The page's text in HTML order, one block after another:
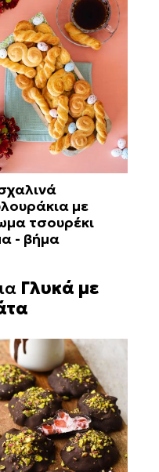
με
τσουρέκι
- βήμα
Γλυκά με